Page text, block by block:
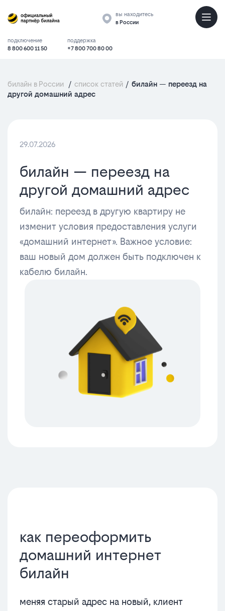
вы находитесь
в России
подключение
8 800 600 11 50
поддержка
+7 800 700 80 00
билайн в России / список статей / билайн — переезд на
другой домашний адрес
29.07.2026
билайн — переезд на
другой домашний адрес
билайн: переезд в другую квартиру не
изменит условия предоставления услуги
«домашний интернет». Важное условие:
ваш новый дом должен быть подключен к
кабелю билайн.
как переоформить
домашний интернет
билайн
меняя старый адрес на новый, клиент